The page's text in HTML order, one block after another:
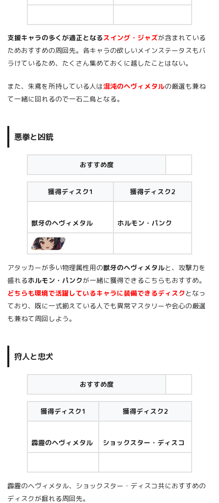
支援キャラの多くが適正となるスイング・ジャズが含まれている
ためおすすめの周回先。各キャラの欲しいメインステータスもバ
ラけているため、たくさん集めておくに越したことはない。
また、朱鳶を所持している人は混沌のヘヴィメタルの厳選も兼ね
て一緒に回れるので一石二鳥となる。
悪拳と凶銃
おすすめ度
獲得ディスク1 獲得ディスク2
獣牙のヘヴィメタル ホルモン・パンク
アタッカーが多い物理属性用の獣牙のヘヴィメタルと、攻撃力を
盛れるホルモン・パンクが一緒に獲得できるこちらもおすすめ。
どちらも環境で活躍しているキャラに装備できるディスク となっ
ており、既に一式揃えている人でも異常マスタリーや会心の厳選
も兼ねて周回しよう。
狩人と忠犬
おすすめ度
獲得ディスク1 獲得ディスク2
霹靂のヘヴィメタル ショックスター・ディスコ
霹靂のヘヴィメタル、ショックスター・ディスコ共におすすめの
ディスクが掘れる周回先。